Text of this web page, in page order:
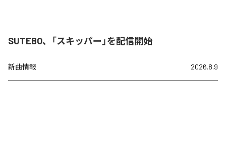
SUTEBO、「スキッパー」を配信開始
新曲情報 2026.8.9